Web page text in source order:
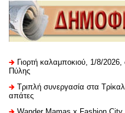
Γιορτή καλαμποκιού, 1/8/
Πύλης
Τριπλή συνεργασία στα
απάτες